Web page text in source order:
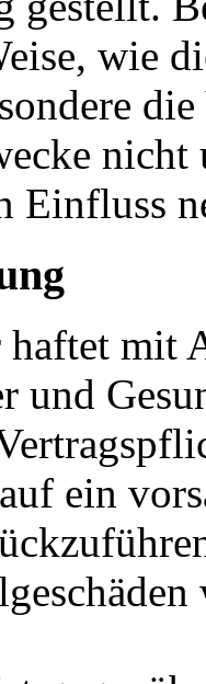
wie
nicht
Einfluss
mit
und
ein